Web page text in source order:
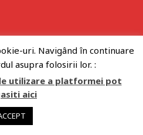
uri. Navigând în continuare
asupra folosirii lor. :
utilizare a platformei pot
aici